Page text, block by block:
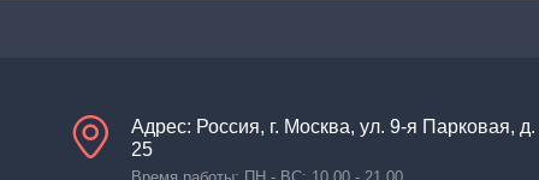
Адрес: Россия, г. Москва, ул. 9-я Парковая, д.
25